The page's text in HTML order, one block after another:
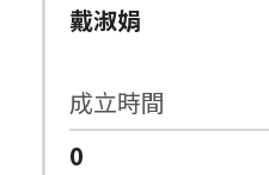
戴淑娟
成立時間
0